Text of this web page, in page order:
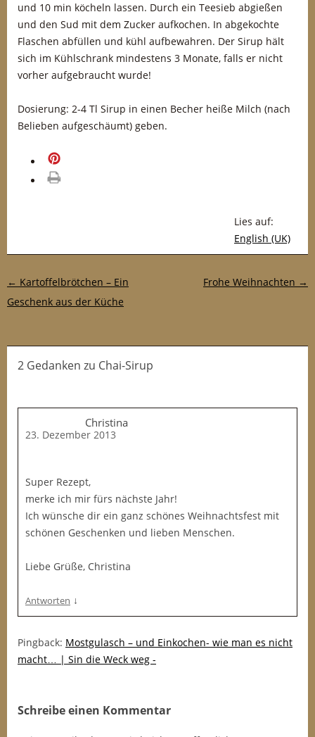
und 10 min köcheln lassen. Durch ein Teesieb abgießen
und den Sud mit dem Zucker aufkochen. In abgekochte
Flaschen abfüllen und kühl aufbewahren. Der Sirup hält
sich im Kühlschrank mindestens 3 Monate, falls er nicht
vorher aufgebraucht wurde!
Dosierung: 2-4 Tl Sirup in einen Becher heiße Milch (nach
Belieben aufgeschäumt) geben.
Lies auf:
English (UK)
Post-Navigation
← Kartoffelbrötchen – Ein
Geschenk aus der Küche
Frohe Weihnachten →
2 Gedanken zu Chai-Sirup
Christina
23. Dezember 2013
Super Rezept,
merke ich mir fürs nächste Jahr!
Ich wünsche dir ein ganz schönes Weihnachtsfest mit
schönen Geschenken und lieben Menschen.
Liebe Grüße, Christina
Antworten ↓
Pingback: Mostgulasch – und Einkochen- wie man es nicht
macht… | Sin die Weck weg -
Schreibe einen Kommentar